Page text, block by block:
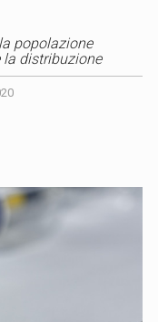
popolazione
la distribuzione